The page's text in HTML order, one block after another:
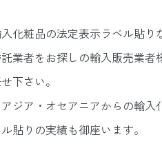
化粧品の法定表示ラベル貼り
業者をお探しの輸入販売業者
下さい。
ジア・オセアニアからの輸入
貼りの実績も御座います。